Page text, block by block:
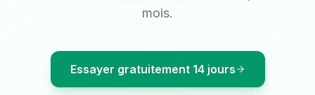
mois.
Essayer gratuitement 14 jours